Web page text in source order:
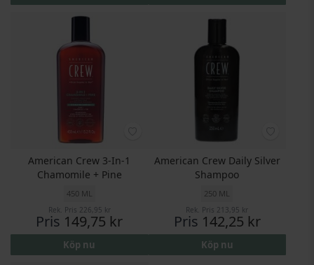
American Crew 3-In-1
Chamomile + Pine
450 ML
Rek. Pris 226,95 kr
Pris 149,75 kr
Köp nu
American Crew Daily Silver
Shampoo
250 ML
Rek. Pris 213,95 kr
Pris 142,25 kr
Köp nu